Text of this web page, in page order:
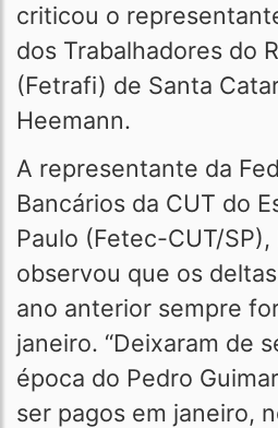
criticou o
dos Trabalhadores do
(Fetrafi) de Santa
Heemann.
A representante da
Bancários da CUT do
Paulo (Fetec-CUT/
observou que os
ano anterior sempre
janeiro. “Deixaram de
época do Pedro
ser pagos em janeiro,